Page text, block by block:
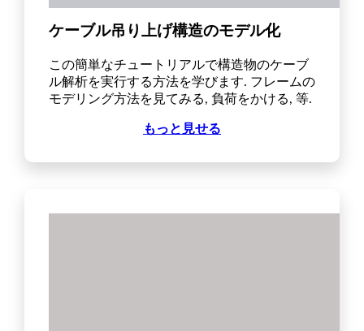
ケーブル吊り上げ構造のモデル化
この簡単なチュートリアルで構造物のケーブ
ル解析を実行する方法を学びます. フレームの
モデリング方法を見てみる, 負荷をかける, 等.
もっと見せる